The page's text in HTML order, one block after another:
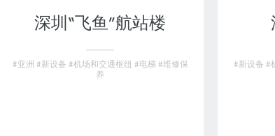
深圳“飞鱼”航站楼
#亚洲 #新设备 #机场和交通枢纽 #电梯 #维修保
养
#新设备 #